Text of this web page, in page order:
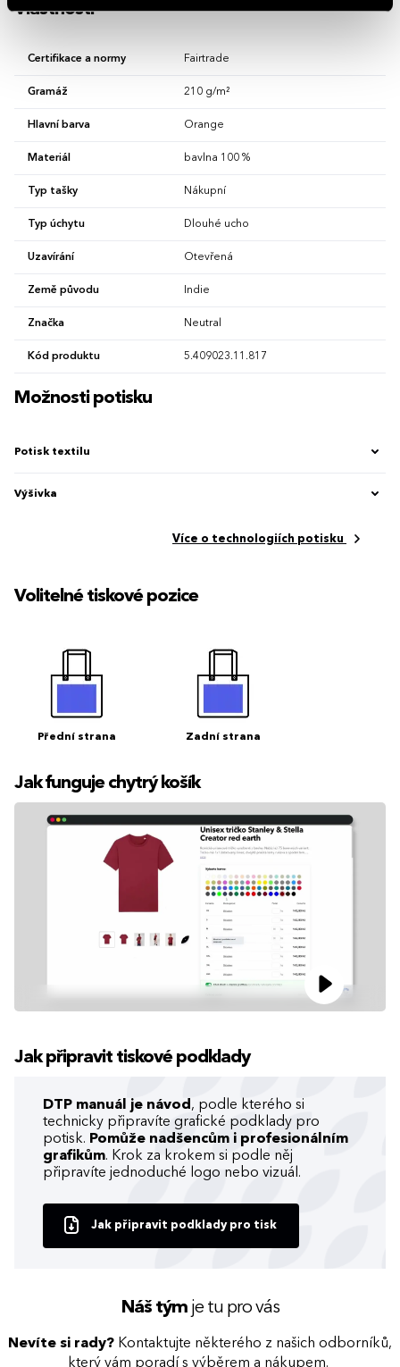
Vlastnosti
Certifikace a normy Fairtrade
Gramáž 210 g/m²
Hlavní barva Orange
Materiál bavlna 100 %
Typ tašky Nákupní
Typ úchytu Dlouhé ucho
Uzavírání Otevřená
Země původu Indie
Značka Neutral
Kód produktu 5.409023.11.817
Možnosti potisku
Potisk textilu
Výšivka
Více o technologiích potisku
Volitelné tiskové pozice
Přední strana Zadní strana
Jak funguje chytrý košík
Jak připravit tiskové podklady
DTP manuál je návod , podle kterého si
technicky připravíte grafické podklady pro
potisk. Pomůže nadšencům i profesionálním
grafikům. Krok za krokem si podle něj
připravíte jednoduché logo nebo vizuál.
Jak připravit podklady pro tisk
Náš týmje tu pro vás
Nevíte si rady? Kontaktujte některého z našich odborníků,
který vám poradí s výběrem a nákupem.